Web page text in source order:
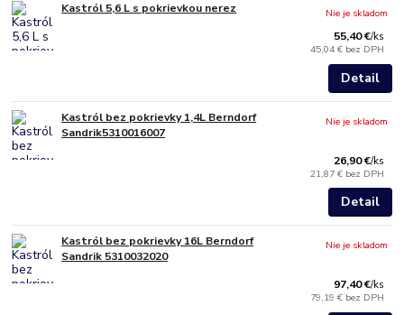
Kastról 5,6 L s pokrievkou nerez
55,40 €/ks
45,04 € bez DPH
Nie je skladom
Detail
Kastról bez pokrievky 1,4L Berndorf
Sandrik5310016007
26,90 €/ks
21,87 € bez DPH
Nie je skladom
Detail
Kastról bez pokrievky 16L Berndorf
Sandrik 5310032020
97,40 €/ks
79,19 € bez DPH
Nie je skladom